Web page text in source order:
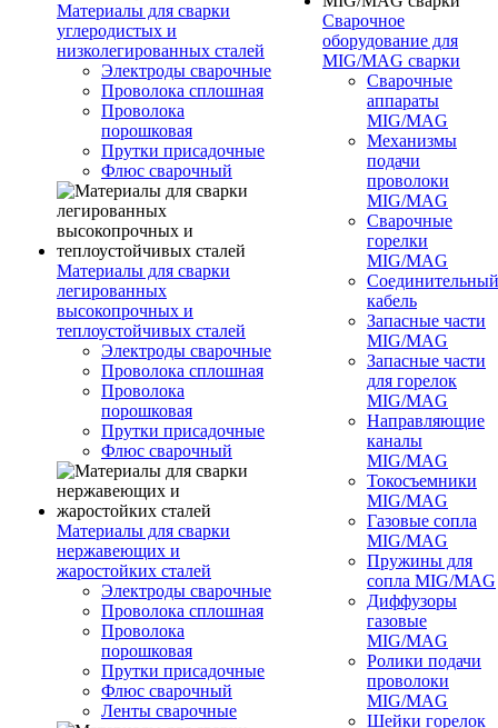
Материалы для сварки
углеродистых и
низколегированных сталей
Электроды сварочные
Проволока сплошная
Проволока
порошковая
Прутки присадочные
Флюс сварочный
Материалы для сварки
легированных
высокопрочных и
теплоустойчивых сталей
Электроды сварочные
Проволока сплошная
Проволока
порошковая
Прутки присадочные
Флюс сварочный
Материалы для сварки
нержавеющих и
жаростойких сталей
Электроды сварочные
Проволока сплошная
Проволока
порошковая
Прутки присадочные
Флюс сварочный
Ленты сварочные
Сварочное
оборудование для
MIG/MAG сварки
Сварочные
аппараты
MIG/MAG
Механизмы
подачи
проволоки
MIG/MAG
Сварочные
горелки
MIG/MAG
Соединительный
кабель
Запасные части
MIG/MAG
Запасные части
для горелок
MIG/MAG
Направляющие
каналы
MIG/MAG
Токосъемники
MIG/MAG
Газовые сопла
MIG/MAG
Пружины для
сопла MIG/MAG
Диффузоры
газовые
MIG/MAG
Ролики подачи
проволоки
MIG/MAG
Шейки горелок